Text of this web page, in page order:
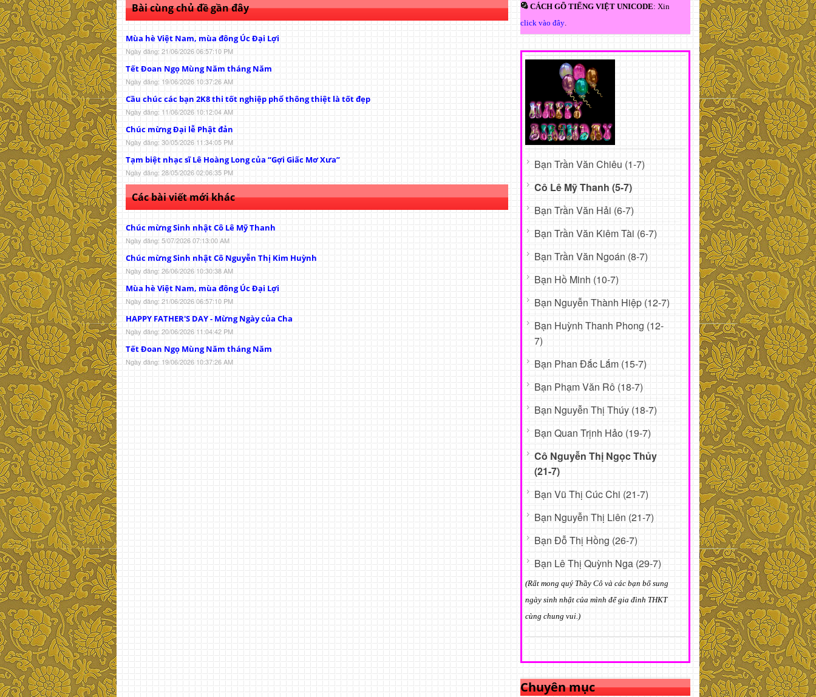
Bài cùng chủ đề gần đây
Mùa hè Việt Nam, mùa đông Úc Đại Lợi
Ngày đăng: 21/06/2026 06:57:10 PM
Tết Đoan Ngọ Mùng Năm tháng Năm
Ngày đăng: 19/06/2026 10:37:26 AM
Cầu chúc các bạn 2K8 thi tốt nghiệp phổ thông thiệt là tốt đẹp
Ngày đăng: 11/06/2026 10:12:04 AM
Chúc mừng Đại lễ Phật đản
Ngày đăng: 30/05/2026 11:34:05 PM
Tạm biệt nhạc sĩ Lê Hoàng Long của “Gợi Giấc Mơ Xưa”
Ngày đăng: 28/05/2026 02:06:35 PM
Các bài viết mới khác
Chúc mừng Sinh nhật Cô Lê Mỹ Thanh
Ngày đăng: 5/07/2026 07:13:00 AM
Chúc mừng Sinh nhật Cô Nguyễn Thị Kim Huỳnh
Ngày đăng: 26/06/2026 10:30:38 AM
Mùa hè Việt Nam, mùa đông Úc Đại Lợi
Ngày đăng: 21/06/2026 06:57:10 PM
HAPPY FATHER'S DAY - Mừng Ngày của Cha
Ngày đăng: 20/06/2026 11:04:42 PM
Tết Đoan Ngọ Mùng Năm tháng Năm
Ngày đăng: 19/06/2026 10:37:26 AM
CÁCH GÕ TIẾNG VIỆT UNICODE: Xin
click vào đây
Bạn Trần Văn Chiêu (1-7)
Cô Lê Mỹ Thanh (5-7)
Bạn Trần Văn Hải (6-7)
Bạn Trần Văn Kiêm Tài (6-7)
Bạn Trần Văn Ngoán (8-7)
Bạn Hồ Minh (10-7)
Bạn Nguyễn Thành Hiệp (12-7)
Bạn Huỳnh Thanh Phong (12-
7)
Bạn Phan Đắc Lắm (15-7)
Bạn Phạm Văn Rô (18-7)
Bạn Nguyễn Thị Thúy (18-7)
Bạn Quan Trịnh Hảo (19-7)
Cô Nguyễn Thị Ngọc Thủy
(21-7)
Bạn Vũ Thị Cúc Chi (21-7)
Bạn Nguyễn Thị Liên (21-7)
Bạn Đỗ Thị Hồng (26-7)
Bạn Lê Thị Quỳnh Nga (29-7)
(Rất mong quý Thầy Cô và các bạn bổ sung
ngày sinh nhật của mình để gia đình THKT
cùng chung vui.)
Chuyên mục